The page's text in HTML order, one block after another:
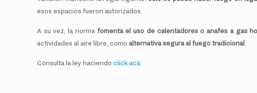
esos espacios fueron autorizados.
A su vez, la norma fomenta el uso de calentadores o anafes a gas
actividades al aire libre, como alternativa segura al fuego tradicional.
Consulta la ley haciendo click acá